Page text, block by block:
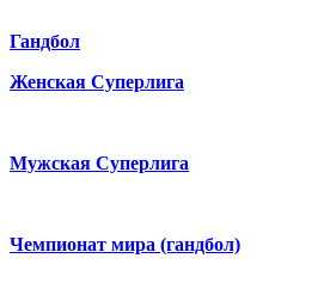
Гандбол
Женская Суперлига
Мужская Суперлига
Чемпионат мира (гандбол)